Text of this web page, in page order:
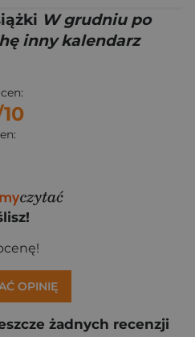
W grudniu po
inny kalendarz
OPINIĘ
żadnych recenzji